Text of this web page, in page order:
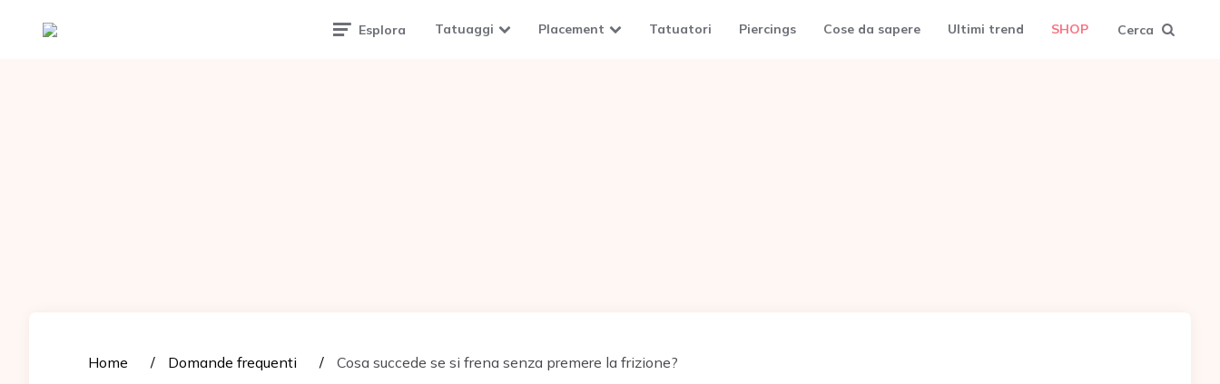
Tattoomuse.it Esplora Tatuaggi Placement Tatuatori Piercings Cose da sapere Ultimi trend SHOP Cerca
Home Domande frequenti Cosa succede se si frena senza premere la frizione?